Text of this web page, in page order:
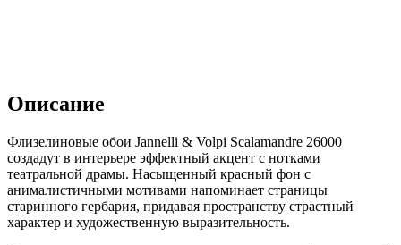
Описание
Флизелиновые обои Jannelli & Volpi Scalamandre 26000
создадут в интерьере эффектный акцент с нотками
театральной драмы. Насыщенный красный фон с
анималистичными мотивами напоминает страницы
старинного гербария, придавая пространству страстный
характер и художественную выразительность.